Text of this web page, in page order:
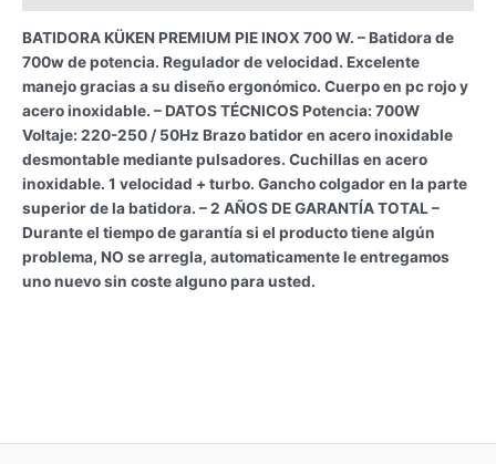
BATIDORA KÜKEN PREMIUM PIE INOX 700 W. – Batidora de
700w de potencia. Regulador de velocidad. Excelente
manejo gracias a su diseño ergonómico. Cuerpo en pc rojo y
acero inoxidable. – DATOS TÉCNICOS Potencia: 700W
Voltaje: 220-250 / 50Hz Brazo batidor en acero inoxidable
desmontable mediante pulsadores. Cuchillas en acero
inoxidable. 1 velocidad + turbo. Gancho colgador en la parte
superior de la batidora. – 2 AÑOS DE GARANTÍA TOTAL –
Durante el tiempo de garantía si el producto tiene algún
problema, NO se arregla, automaticamente le entregamos
uno nuevo sin coste alguno para usted.